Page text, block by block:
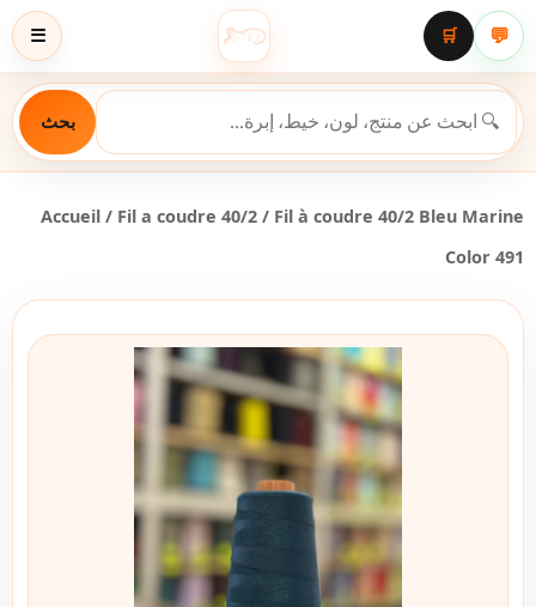
☰ 💬
🛒
بحث
Accueil / Fil a coudre 40/2 / Fil à coudre 40/2 Bleu Marine
Color 491